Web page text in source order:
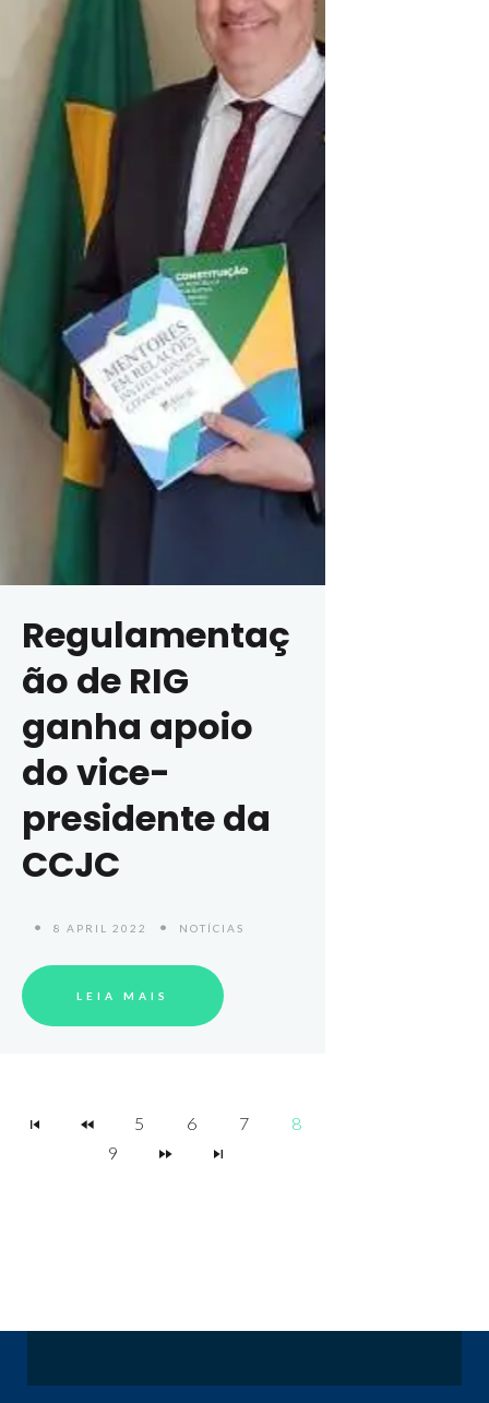
Regulamentaç
ão de RIG
ganha apoio
do vice-
presidente da
CCJC
8 APRIL 2022 NOTÍCIAS
LEIA MAIS
5 6 7
8
9